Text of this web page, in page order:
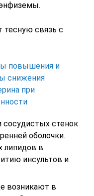
тесную связь с
повышения и
снижения
при
сосудистых стенок
оболочки.
липидов в
инсультов и
возникают в